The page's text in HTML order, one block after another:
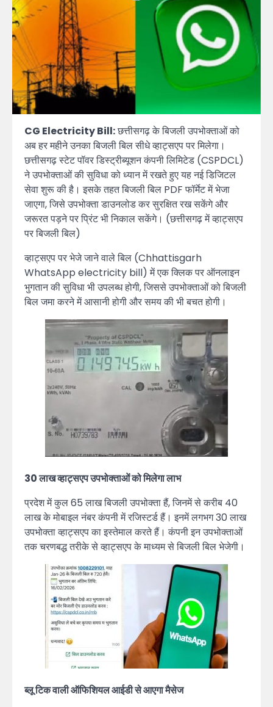
CG Electricity Bill:छत्तीसगढ़ के बिजली उपभोक्ताओं को
अब हर महीने उनका बिजली बिल सीधे व्हाट्सएप पर मिलेगा।
छत्तीसगढ़ स्टेट पॉवर डिस्ट्रीब्यूशन कंपनी लिमिटेड (CSPDCL)
ने उपभोक्ताओं की सुविधा को ध्यान में रखते हुए यह नई डिजिटल
सेवा शुरू की है। इसके तहत बिजली बिल PDF फॉर्मेट में भेजा
जाएगा, जिसे उपभोक्ता डाउनलोड कर सुरक्षित रख सकेंगे और
जरूरत पड़ने पर प्रिंट भी निकाल सकेंगे। (छत्तीसगढ़ में व्हाट्सएप
पर बिजली बिल)
व्हाट्सएप पर भेजे जाने वाले बिल (Chhattisgarh
WhatsApp electricity bill) में एक क्लिक पर ऑनलाइन
भुगतान की सुविधा भी उपलब्ध होगी, जिससे उपभोक्ताओं को बिजली
बिल जमा करने में आसानी होगी और समय की भी बचत होगी।
30 लाख व्हाट्सएप उपभोक्ताओं को मिलेगा लाभ
प्रदेश में कुल 65 लाख बिजली उपभोक्ता हैं, जिनमें से करीब 40
लाख के मोबाइल नंबर कंपनी में रजिस्टर्ड हैं। इनमें लगभग 30 लाख
उपभोक्ता व्हाट्सएप का इस्तेमाल करते हैं। कंपनी इन उपभोक्ताओं
तक चरणबद्ध तरीके से व्हाट्सएप के माध्यम से बिजली बिल भेजेगी।
ब्लू टिक वाली ऑफिशियल आईडी से आएगा मैसेज